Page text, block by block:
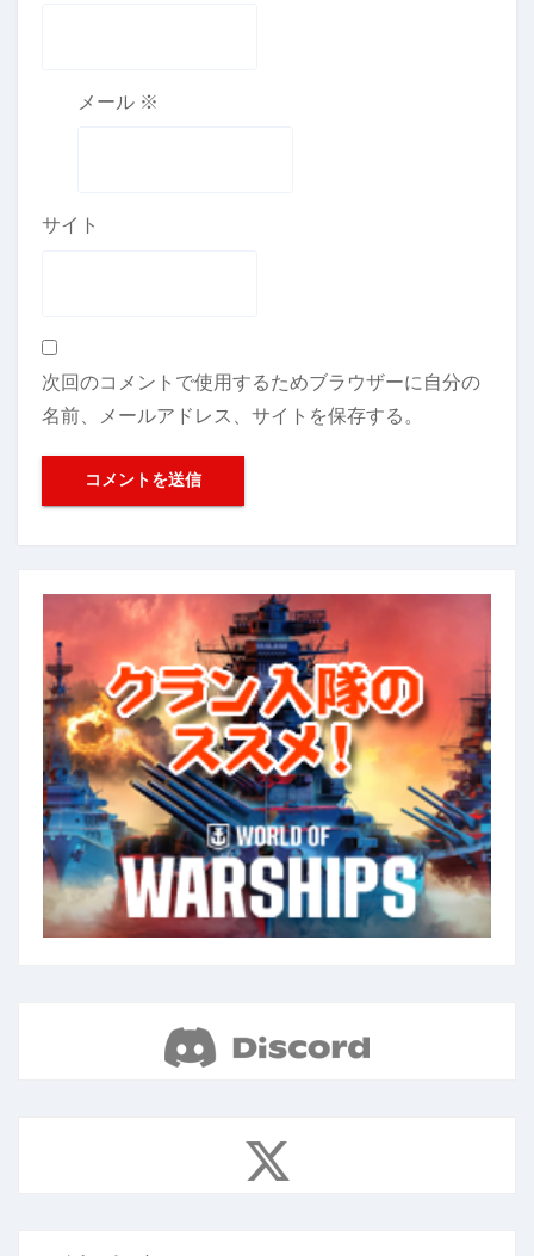
メール ※
サイト
次回のコメントで使用するためブラウザーに自分の
名前、メールアドレス、サイトを保存する。